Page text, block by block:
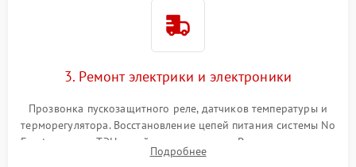
3. Ремонт электрики и электроники
Прозвонка пускозащитного реле, датчиков температуры и
терморегулятора. Восстановление цепей питания системы No
Frost, включая ТЭН оттайки и вентилятор. Ремонт или замена
платы управления при сбоях алгоритмов.
Подробнее